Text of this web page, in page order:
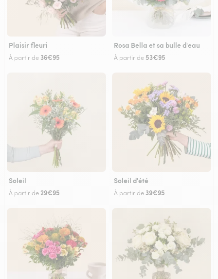
Plaisir fleuri
À partir de 36€95
Rosa Bella et sa bulle d'eau
À partir de 53€95
Soleil
À partir de29€95
Soleil d'été
À partir de 39€95